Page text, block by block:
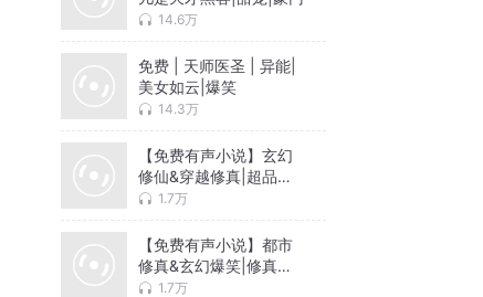
14.6万
免费 | 天师医圣 | 异能|
美女如云|爆笑
14.3万
【免费有声小说】玄幻
修仙&穿越修真|超品修
仙太监
1.7万
【免费有声小说】都市
修真&玄幻爆笑|修真聊
天群1.7万